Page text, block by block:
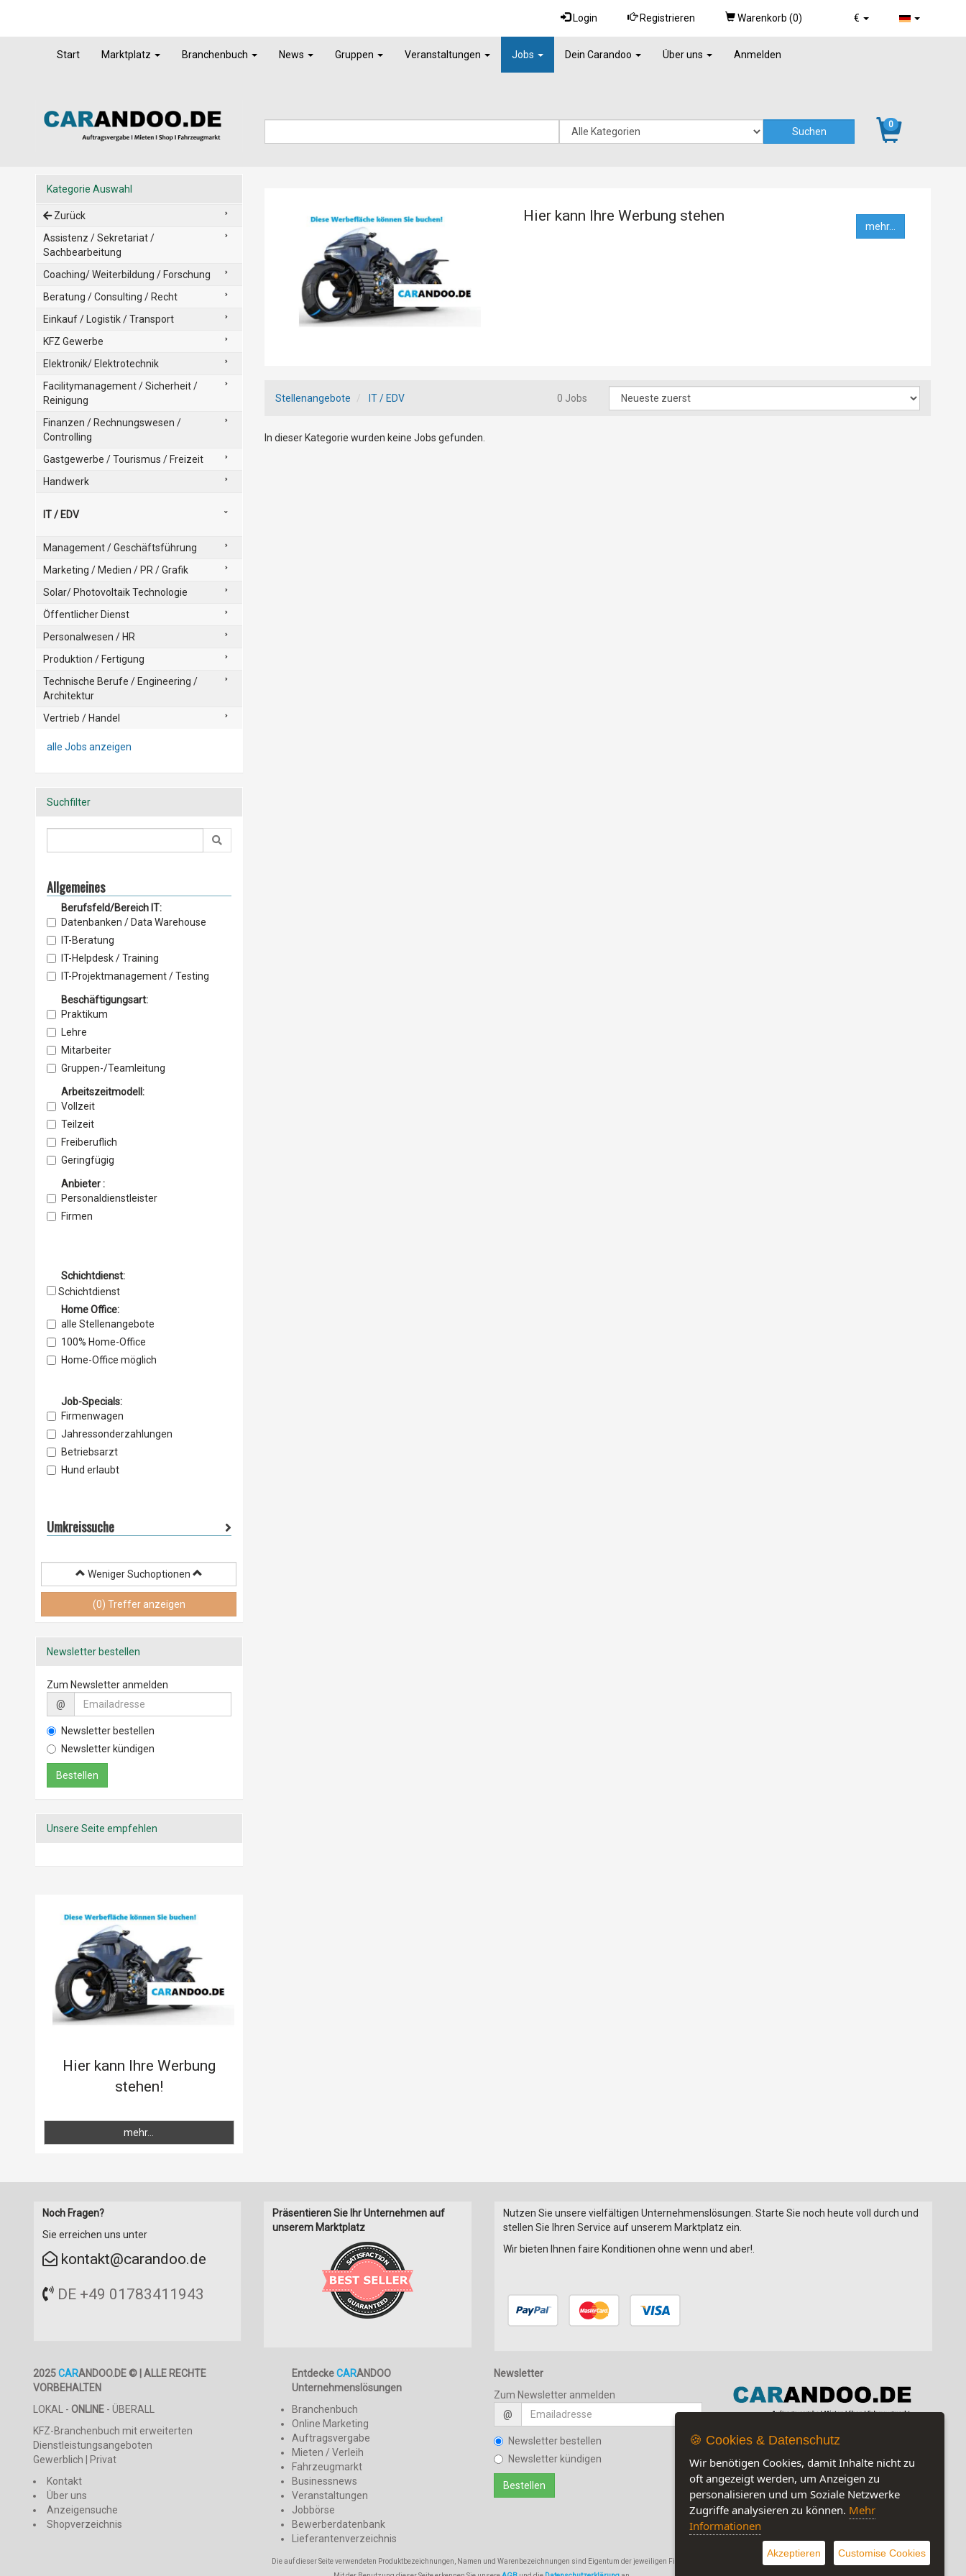
€
Login Registrieren Warenkorb (0)
Start Marktplatz Branchenbuch News Gruppen Veranstaltungen Jobs Dein Carandoo Über uns Anmelden
0
Hier kann Ihre Werbung stehen
mehr...
Stellenangebote IT / EDV 0 Jobs
In dieser Kategorie wurden keine Jobs gefunden.
Kategorie Auswahl
Zurück
Assistenz / Sekretariat /
Sachbearbeitung
Coaching/ Weiterbildung / Forschung
Beratung / Consulting / Recht
Einkauf / Logistik / Transport
KFZ Gewerbe
Elektronik/ Elektrotechnik
Facilitymanagement / Sicherheit /
Reinigung
Finanzen / Rechnungswesen /
Controlling
Gastgewerbe / Tourismus / Freizeit
Handwerk
IT / EDV
Management / Geschäftsführung
Marketing / Medien / PR / Grafik
Solar/ Photovoltaik Technologie
Öffentlicher Dienst
Personalwesen / HR
Produktion / Fertigung
Technische Berufe / Engineering /
Architektur
Vertrieb / Handel
alle Jobs anzeigen
Suchfilter
Allgemeines
Berufsfeld/Bereich IT:
Datenbanken / Data Warehouse
IT-Beratung
IT-Helpdesk / Training
IT-Projektmanagement / Testing
Mobile Entwicklung
Softwareentwicklung
Web-Entwicklung
Embedded Systems / Firmware
IT Operations
Beschäftigungsart:
Praktikum
Lehre
Mitarbeiter
Gruppen-/Teamleitung
Leitung/Management
Projektmanagement
Traineeship
Arbeitszeitmodell:
Vollzeit
Teilzeit
Freiberuflich
Geringfügig
Anbieter :
Personaldienstleister
Firmen
Schichtdienst:
Schichtdienst
Home Office:
alle Stellenangebote
100% Home-Office
Home-Office möglich
Job-Specials:
Firmenwagen
Jahressonderzahlungen
Betriebsarzt
Hund erlaubt
Urlaub / Weihnachtsgeld
Barrierefreiheit
Entgeltumwandlung
Vermögenswirksame Leistungen
Getränke
Umkreissuche
Weniger Suchoptionen
(0) Treffer anzeigen
Newsletter bestellen
Zum Newsletter anmelden
@
Newsletter bestellen
Newsletter kündigen
Unsere Seite empfehlen
Hier kann Ihre Werbung
stehen!
mehr...
Noch Fragen?
Sie erreichen uns unter
kontakt@carandoo.de
DE +49 01783411943
Präsentieren Sie Ihr Unternehmen auf
unserem Marktplatz
Nutzen Sie unsere vielfältigen Unternehmenslösungen. Starte Sie noch heute voll durch und
stellen Sie Ihren Service auf unserem Marktplatz ein.
Wir bieten Ihnen faire Konditionen ohne wenn und aber!.
2025CARANDOO.DE © | ALLE RECHTE
VORBEHALTEN
LOKAL - ONLINE- ÜBERALL
KFZ-Branchenbuch mit erweiterten
Dienstleistungsangeboten
Gewerblich | Privat
Kontakt
Über uns
Anzeigensuche
Shopverzeichnis
EntdeckeCARANDOO
Unternehmenslösungen
Branchenbuch
Online Marketing
Auftragsvergabe
Mieten / Verleih
Fahrzeugmarkt
Businessnews
Veranstaltungen
Jobbörse
Bewerberdatenbank
Lieferantenverzeichnis
Newsletter
Zum Newsletter anmelden
@
Newsletter bestellen
Newsletter kündigen
Jetzt auf unserer Seite:5
Die auf dieser Seite verwendeten Produktbezeichnungen, Namen und Warenbezeichnungen sind Eigentum der jeweiligen Firmen.
🍪 Cookies & Datenschutz
Wir benötigen Cookies, damit Inhalte nicht zu
oft angezeigt werden, um Anzeigen zu
personalisieren und um Soziale Netzwerke
Zugriffe analysieren zu können. Mehr
Informationen
Akzeptieren Customise Cookies